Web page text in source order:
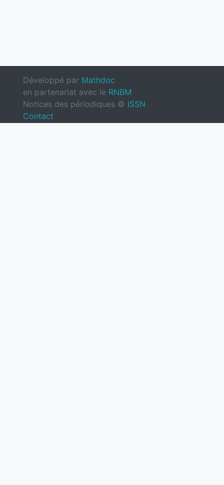
Développé par Mathdoc
en partenariat avec le RNBM
Notices des périodiques © ISSN
Contact